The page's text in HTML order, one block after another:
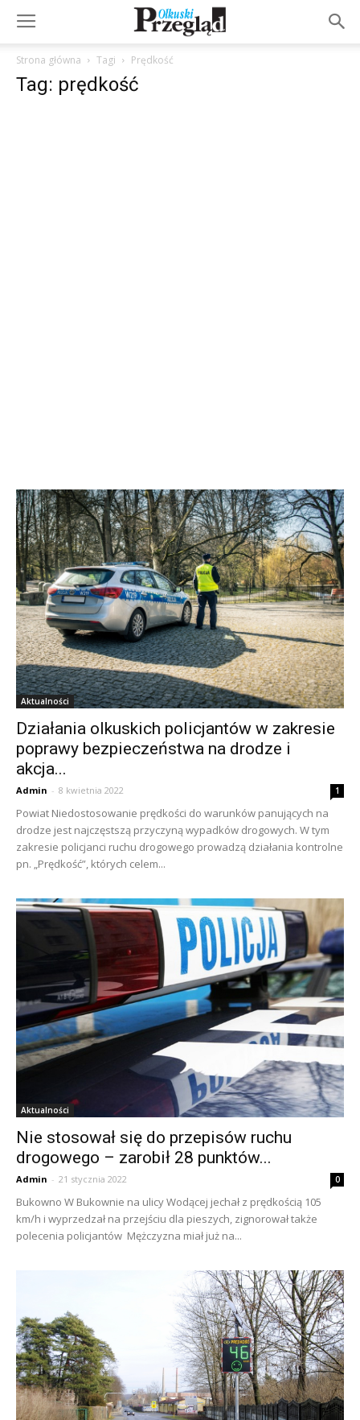
Strona główna Tagi Prędkość
Tag: prędkość
Aktualności
Działania olkuskich policjantów w zakresie
poprawy bezpieczeństwa na drodze i
akcja...
Admin - 8 kwietnia 2022 1
Powiat Niedostosowanie prędkości do warunków panujących na
drodze jest najczęstszą przyczyną wypadków drogowych. W tym
zakresie policjanci ruchu drogowego prowadzą działania kontrolne
pn. „Prędkość”, których celem...
Aktualności
Nie stosował się do przepisów ruchu
drogowego – zarobił 28 punktów...
Admin - 21 stycznia 2022 0
Bukowno W Bukownie na ulicy Wodącej jechał z prędkością 105
km/h i wyprzedzał na przejściu dla pieszych, zignorował także
polecenia policjantów Mężczyzna miał już na...